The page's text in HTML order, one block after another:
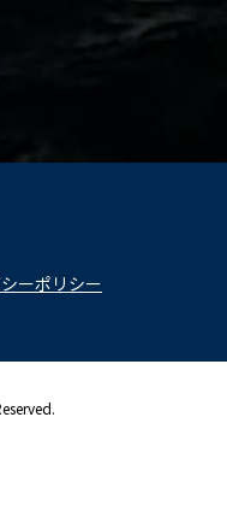
ーポリシー